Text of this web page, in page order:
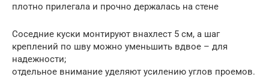
плотно прилегала и прочно держалась на стене
Соседние куски монтируют внахлест 5 см, а шаг
креплений по шву можно уменьшить вдвое – для
надежности;
отдельное внимание уделяют усилению углов проемов.